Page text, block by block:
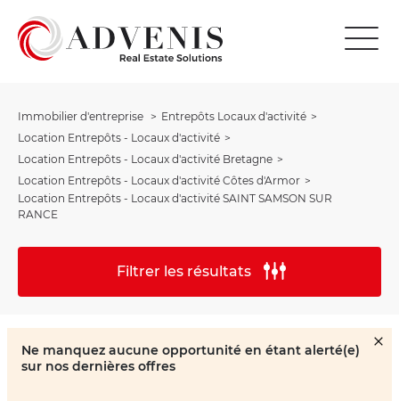
Immobilier d'entreprise
Entrepôts Locaux d'activité
Location Entrepôts - Locaux d'activité
Location Entrepôts - Locaux d'activité Bretagne
Location Entrepôts - Locaux d'activité Côtes d'Armor
Location Entrepôts - Locaux d'activité SAINT SAMSON SUR
RANCE
Filtrer les résultats
Ne manquez aucune opportunité en étant alerté(e)
sur nos dernières offres